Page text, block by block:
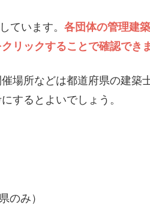
ています。 各団体の管理建
リックすることで確認できま
場所などは都道府県の建築
するとよいでしょう。
のみ）